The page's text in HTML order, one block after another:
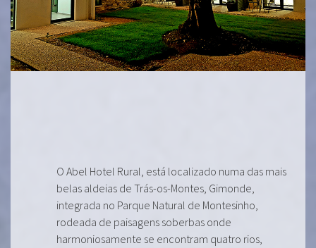
O Abel Hotel Rural, está localizado numa das mais
belas aldeias de Trás-os-Montes, Gimonde,
integrada no Parque Natural de Montesinho,
rodeada de paisagens soberbas onde
harmoniosamente se encontram quatro rios,